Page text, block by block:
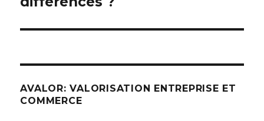
AVALOR: VALORISATION ENTREPRISE ET
COMMERCE